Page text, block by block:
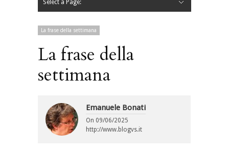
Select a Page:
La frase della settimana
La frase della
settimana
Emanuele Bonati
On 09/06/2025
http://www.blogvs.it